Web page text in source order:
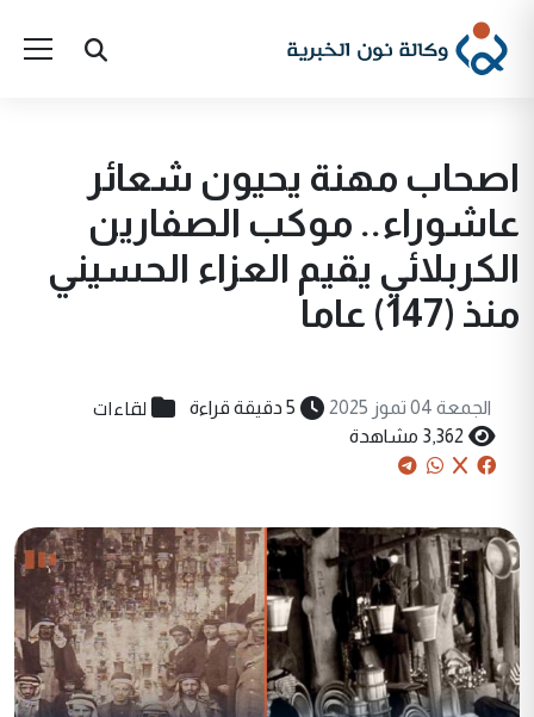
اصحاب مهنة يحيون شعائر
عاشوراء.. موكب الصفارين
الكربلائي يقيم العزاء الحسيني
منذ (147) عاما
الجمعة 04 تموز 2025 5 دقيقة قراءة لقاءات
3,362 مشاهدة